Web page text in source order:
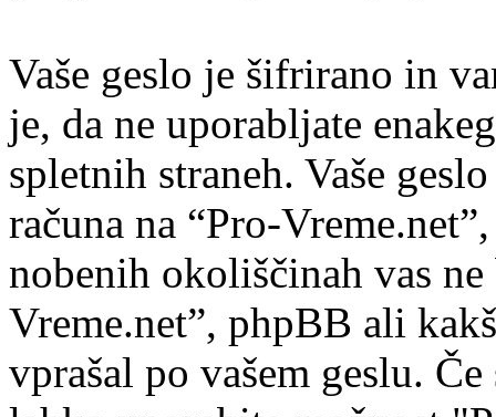
Vaše geslo je šifrirano in
je, da ne uporabljate
spletnih straneh. Vaše
računa na “Pro-
nobenih okoliščinah vas
Vreme.net”, phpBB ali
vprašal po vašem geslu.